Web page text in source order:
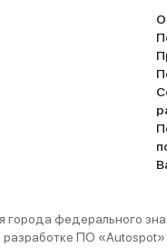
города федерального
ПО «Autospot»